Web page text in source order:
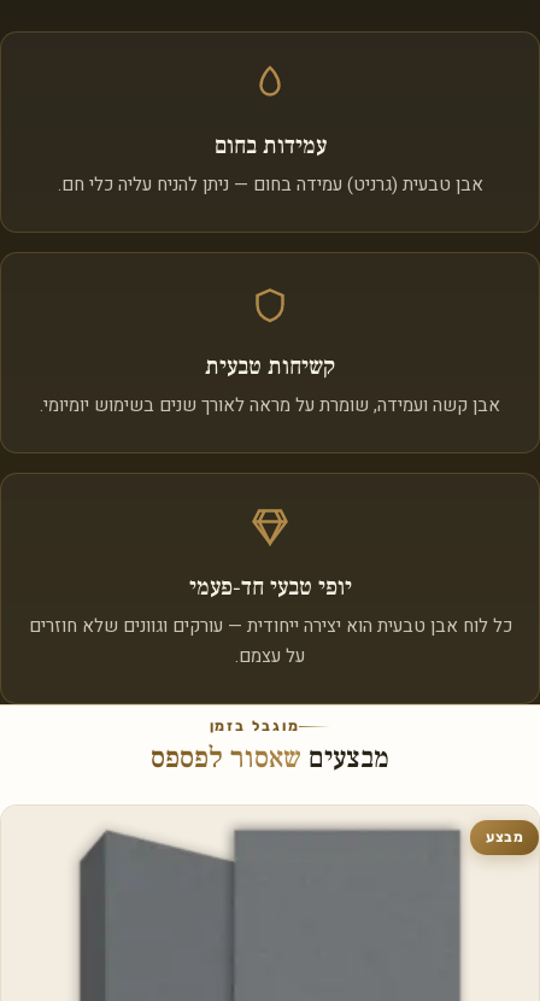
עמידות בחום
אבן טבעית (גרניט) עמידה בחום — ניתן להניח עליה כלי חם.
קשיחות טבעית
אבן קשה ועמידה, שומרת על מראה לאורך שנים בשימוש יומיומי.
יופי טבעי חד‑פעמי
כל לוח אבן טבעית הוא יצירה ייחודית — עורקים וגוונים שלא חוזרים
על עצמם.
מוגבל בזמן
מבצעים שאסור לפספס
מבצע